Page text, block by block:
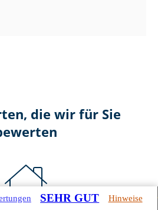
die wir für Sie
SEHR GUT Hinweise